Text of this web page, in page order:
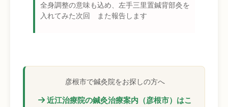
全身調整の意味も込め、左手三里置鍼背部灸を
入れてみた次回 また報告します
彦根市で鍼灸院をお探しの方へ
近江治療院の鍼灸治療案内（彦根市）はこ